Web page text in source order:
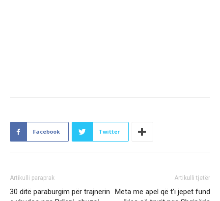
Facebook Twitter
Artikulli paraprak
30 ditë paraburgim për trajnerin
Artikulli tjetër
Meta me apel që t’i jepet fund